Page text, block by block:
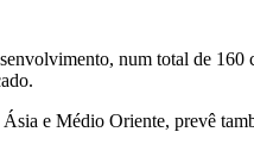
num total de 160
e Médio Oriente, prevê